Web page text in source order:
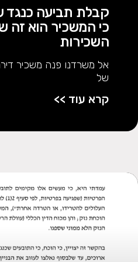
קבלת תביעה כנגד
כי המשכיר הוא
השכירות
אל משרדנו פנה משכיר
של
קרא עוד >>